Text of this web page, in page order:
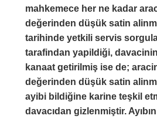
mahkemece her ne kadar
değerinden düşük satin
tarihinde yetkili servis
tarafindan yapildiği,
kanaat getirilmiş ise de;
değerinden düşük satin
ayibi bildiğine karine teşkil
davacıdan gizlenmiştir.